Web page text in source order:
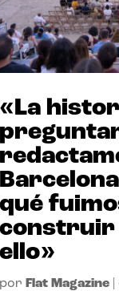
«La
qué
construir
ello»
por Flat Magazine